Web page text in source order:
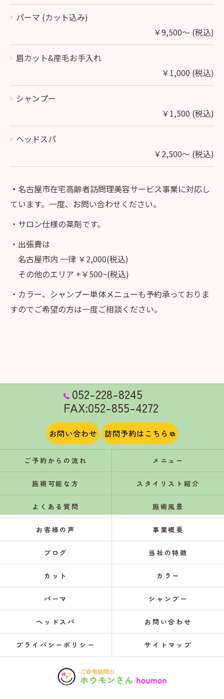
パーマ (カット込み)
￥9,500～ (税込)
眉カット&産毛お手入れ
￥1,000 (税込)
シャンプー
￥1,500 (税込)
ヘッドスパ
￥2,500～ (税込)
・ 名古屋市在宅高齢者訪問理美容サービス事業に対応し
ています。一度、お問い合わせください。
・サロン仕様の薬剤です。
・出張費は
名古屋市内 一律 ￥2,000(税込)
その他のエリア +￥500~(税込)
・カラー、シャンプー単体メニューも予約承っておりま
すのでご希望の方は一度ご相談ください。
052-228-8245
FAX:052-855-4272
お問い合わせ 訪問予約はこちら
ご予約からの流れ メニュー
施術可能な方 スタイリスト紹介
よくある質問 施術風景
お客様の声 事業概要
ブログ 当社の特徴
カット カラー
パーマ シャンプー
ヘッドスパ お問い合わせ
プライバシーポリシー サイトマップ